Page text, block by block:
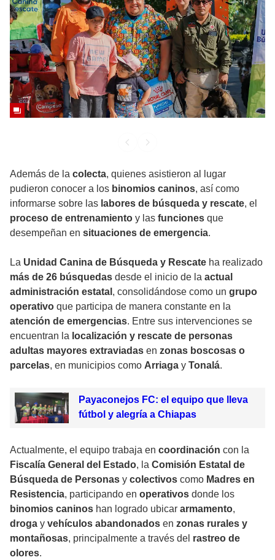
Además de la colecta, quienes asistieron al lugar
pudieron conocer a los binomios caninos, así como
informarse sobre las labores de búsqueda y rescate, el
proceso de entrenamiento y las funciones que
desempeñan en situaciones de emergencia.
La Unidad Canina de Búsqueda y Rescate ha realizado
más de 26 búsquedas desde el inicio de la actual
administración estatal , consolidándose como un grupo
operativo que participa de manera constante en la
atención de emergencias. Entre sus intervenciones se
encuentran la localización y rescate de personas
adultas mayores extraviadas en zonas boscosas o
parcelas, en municipios como Arriaga y Tonalá.
Payaconejos FC: el equipo que lleva
fútbol y alegría a Chiapas
Actualmente, el equipo trabaja en coordinación con la
Fiscalía General del Estado, la Comisión Estatal de
Búsqueda de Personas y colectivos como Madres en
Resistencia, participando en operativos donde los
binomios caninos han logrado ubicar armamento,
droga y vehículos abandonados en zonas rurales y
montañosas, principalmente a través del rastreo de
olores.